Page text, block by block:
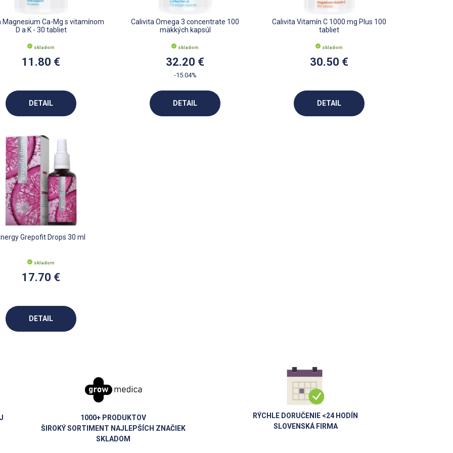
Magnesium Ca-Mg s vitamínom
D a K - 30 tabliet
skladom
11.80 €
DETAIL
Calivita Omega 3 concentrate 100
mäkkých kapsúl
skladom
32.20 €
-15.04%
DETAIL
Calivita Vitamín C 1000 mg Plus 100
tabliet
skladom
30.50 €
DETAIL
Grepofit Drops 30 ml
skladom
17.70 €
DETAIL
1000+ PRODUKTOV
ŠIROKÝ SORTIMENT NAJLEPŠÍCH ZNAČIEK
SKLADOM
RÝCHLE DORUČENIE <24 HODÍN
SLOVENSKÁ FIRMA